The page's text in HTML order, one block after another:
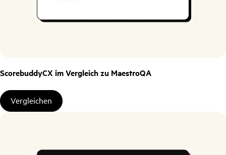
ScorebuddyCX im Vergleich zu MaestroQA
Vergleichen